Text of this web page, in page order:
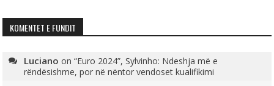
KOMENTET E FUNDIT
Luciano on“Euro 2024”, Sylvinho: Ndeshja më e
rëndësishme, por në nëntor vendoset kualifikimi